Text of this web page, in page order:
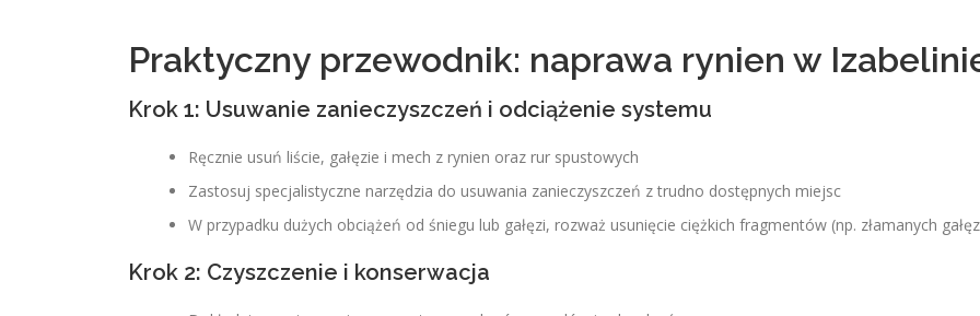
Praktyczny przewodnik: naprawa rynien w
Krok 1: Usuwanie zanieczyszczeń i odciążenie systemu
Ręcznie usuń liście, gałęzie i mech z rynien oraz rur spustowych
Zastosuj specjalistyczne narzędzia do usuwania zanieczyszczeń z trudno dostępnych miejsc
W przypadku dużych obciążeń od śniegu lub gałęzi, rozważ usunięcie ciężkich fragmentów (np. złamanych
Krok 2: Czyszczenie i konserwacja